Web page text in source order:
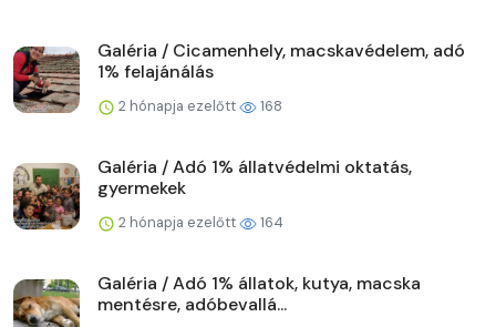
Galéria / Cicamenhely, macskavédelem, adó
1% felajánálás
2 hónapja ezelőtt 168
Galéria / Adó 1% állatvédelmi oktatás,
gyermekek
2 hónapja ezelőtt 164
Galéria / Adó 1% állatok, kutya, macska
mentésre, adóbevallá...